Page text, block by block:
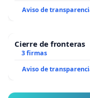
Aviso de
Cierre de fronteras
3 firmas
Aviso de